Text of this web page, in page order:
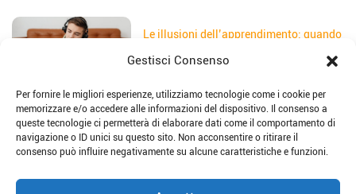
Gestisci Consenso
Per fornire le migliori esperienze, utilizziamo tecnologie come i cookie per
memorizzare e/o accedere alle informazioni del dispositivo. Il consenso a
queste tecnologie ci permetterà di elaborare dati come il comportamento di
navigazione o ID unici su questo sito. Non acconsentire o ritirare il
consenso può influire negativamente su alcune caratteristiche e funzioni.
Le illusioni dell’apprendimento: quando
Data:5 Agosto 2026
Il sito web della scuola: come
trasformarlo in uno strumento di
storytelling e comunicazione
Data:28 Luglio 2026
Place-based education: dalla teoria alla